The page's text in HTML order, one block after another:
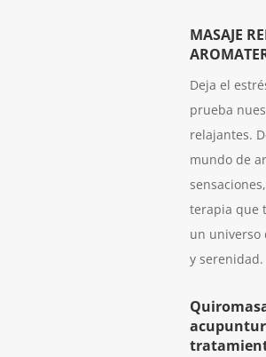
MASAJE
Deja el
prueba
relajantes.
mundo de
terapia que
un universo
y serenidad.